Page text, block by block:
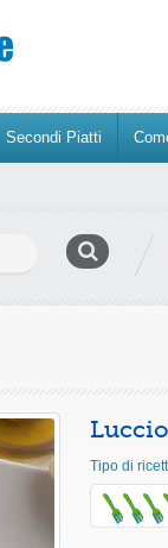
Secondi Piatti
Tipo di